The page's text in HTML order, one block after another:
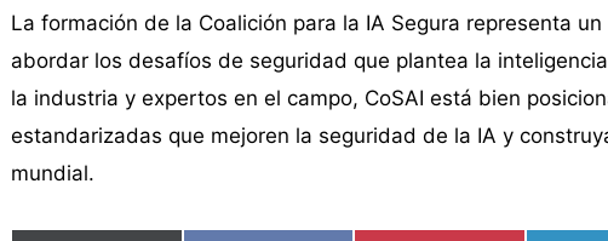
La formación de la Coalición para la IA Segura representa
abordar los desafíos de seguridad que plantea la
la industria y expertos en el campo, CoSAI está bien
estandarizadas que mejoren la seguridad de la IA y
mundial.